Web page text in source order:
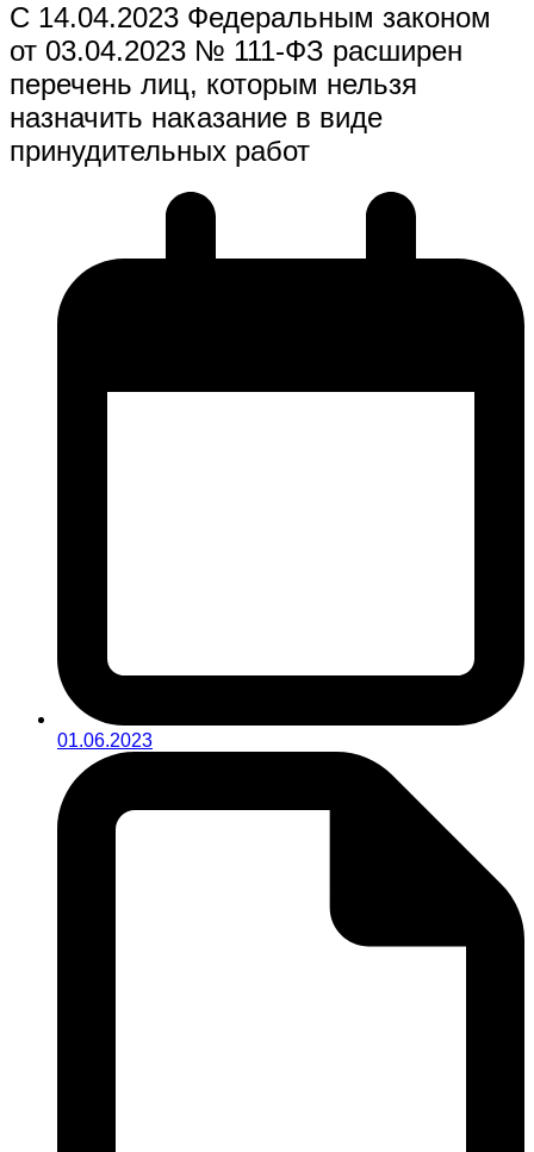
С 14.04.2023 Федеральным законом
от 03.04.2023 № 111-ФЗ расширен
перечень лиц, которым нельзя
назначить наказание в виде
принудительных работ
01.06.2023